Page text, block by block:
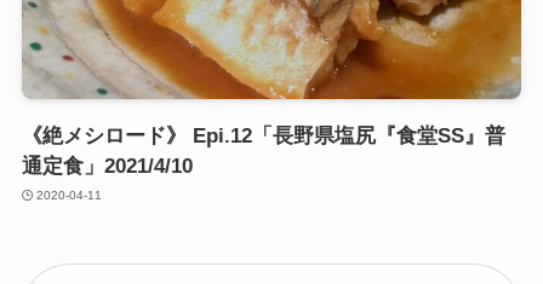
《絶メシロード》 Epi.12「長野県塩尻『食堂SS』普
通定食」2021/4/10
2020-04-11